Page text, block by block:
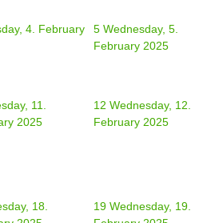
4. February
5 Wednesday, 5.
February 2025
11.
2025
12 Wednesday, 12.
February 2025
18.
19 Wednesday, 19.